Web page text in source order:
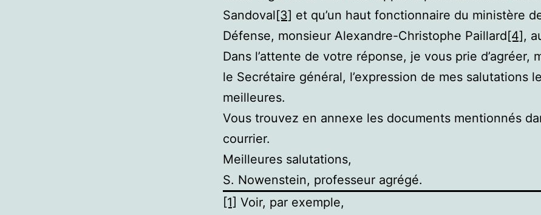
Sandoval[3] et qu’un haut fonctionnaire du ministère
Défense, monsieur Alexandre-Christophe Paillard[4],
Dans l’attente de votre réponse, je vous prie d’agréer,
le Secrétaire général, l’expression de mes salutations
meilleures.
Vous trouvez en annexe les documents mentionnés
courrier.
Meilleures salutations,
S. Nowenstein, professeur agrégé.
[1] Voir, par exemple,